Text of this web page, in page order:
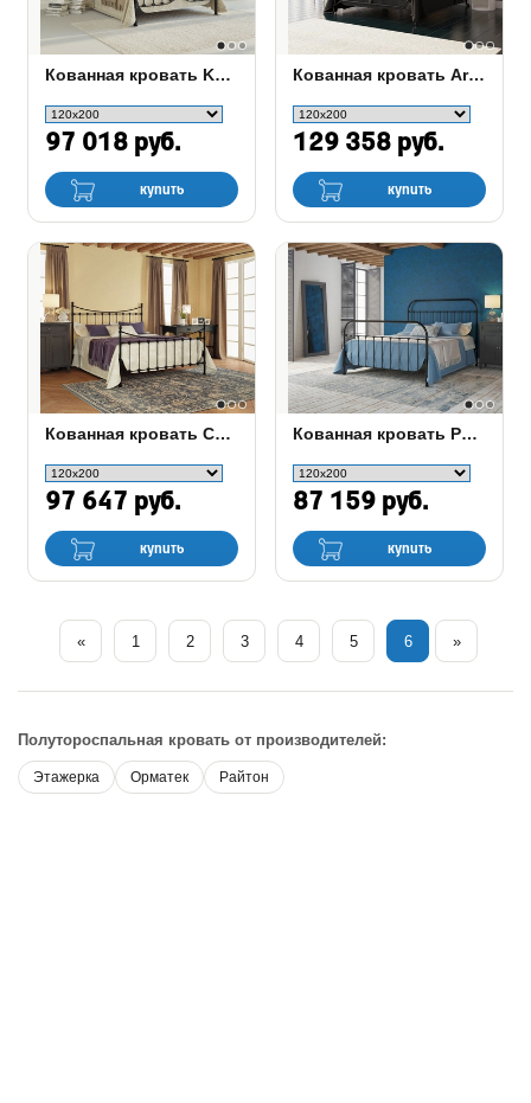
Кованная кровать Kari (Карина)
97 018 руб.
купить
Кованная кровать Ariana
129 358 руб.
купить
Кованная кровать Charm (Чара)
97 647 руб.
купить
Кованная кровать Pauline
87 159 руб.
купить
« 1 2 3 4 5 6 »
Полутороспальная кровать от производителей:
Этажерка Орматек Райтон